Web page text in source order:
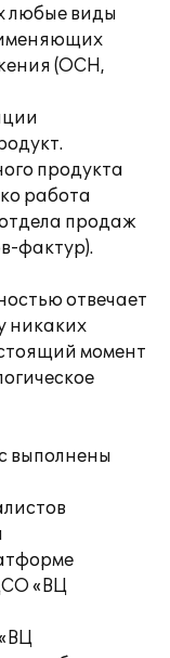
любые виды
(ОСН,
продукта
работа
продаж
фактур).
отвечает
никаких
момент
выполнены
«ВЦ